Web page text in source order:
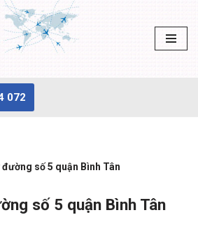
072
đường số 5 quận Bình Tân
số 5 quận Bình Tân